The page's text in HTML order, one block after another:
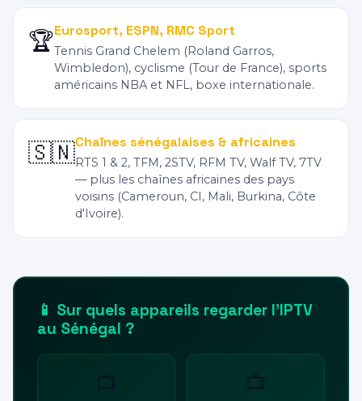
🏆Eurosport, ESPN, RMC Sport
Tennis Grand Chelem (Roland Garros,
Wimbledon), cyclisme (Tour de France), sports
américains NBA et NFL, boxe internationale.
🇸🇳Chaînes sénégalaises & africaines
RTS 1 & 2, TFM, 2STV, RFM TV, Walf TV, 7TV
— plus les chaînes africaines des pays
voisins (Cameroun, CI, Mali, Burkina, Côte
d'Ivoire).
📱 Sur quels appareils regarder l'IPTV
au Sénégal ?
📺 📺